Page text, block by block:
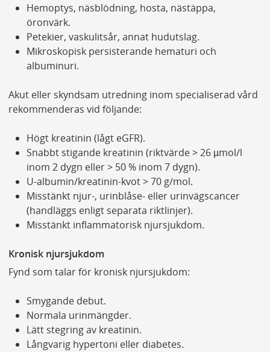
Hemoptys, näsblödning, hosta, nästäppa,
öronvärk.
Petekier, vaskulitsår, annat hudutslag.
Mikroskopisk persisterande hematuri och
albuminuri.
Akut eller skyndsam utredning inom specialiserad vård
rekommenderas vid följande:
Högt kreatinin (lågt eGFR).
Snabbt stigande kreatinin (riktvärde > 26 µmol/l
inom 2 dygn eller > 50 % inom 7 dygn).
U-albumin/kreatinin-kvot > 70 g/mol.
Misstänkt njur-, urinblåse- eller urinvägscancer
(handläggs enligt separata riktlinjer).
Misstänkt inflammatorisk njursjukdom.
Kronisk njursjukdom
Fynd som talar för kronisk njursjukdom:
Smygande debut.
Normala urinmängder.
Lätt stegring av kreatinin.
Långvarig hypertoni eller diabetes.